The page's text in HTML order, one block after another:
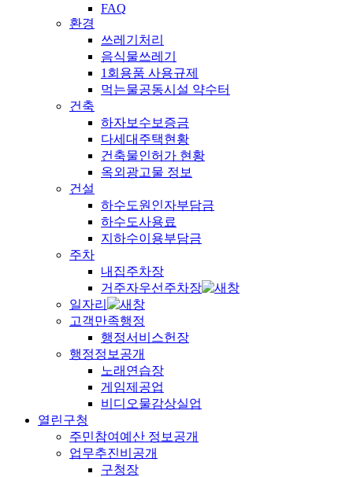
FAQ
환경
쓰레기처리
음식물쓰레기
1회용품 사용규제
먹는물공동시설 약수터
건축
하자보수보증금
다세대주택현황
건축물인허가 현황
옥외광고물 정보
건설
하수도원인자부담금
하수도사용료
지하수이용부담금
주차
내집주차장
거주자우선주차장
일자리
고객만족행정
행정서비스헌장
행정정보공개
노래연습장
게임제공업
비디오물감상실업
열린구청
주민참여예산 정보공개
업무추진비공개
구청장